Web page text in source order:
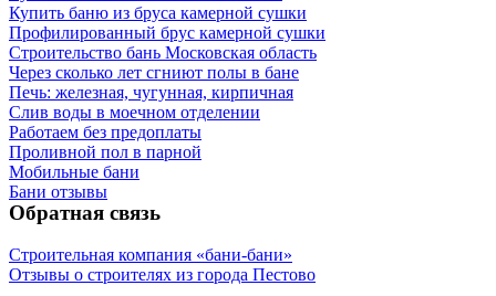
Купить баню из бруса камерной сушки
Профилированный брус камерной сушки
Строительство бань Московская область
Через сколько лет сгниют полы в бане
Печь: железная, чугунная, кирпичная
Слив воды в моечном отделении
Работаем без предоплаты
Проливной пол в парной
Мобильные бани
Бани отзывы
Обратная связь
Строительная компания «бани-бани»
Отзывы о строителях из города Пестово